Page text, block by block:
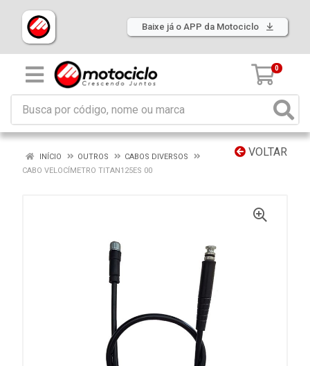
Baixe já o APP da Motociclo
0
VOLTAR
INÍCIO OUTROS
CABOS DIVERSOS
CABO VELOCÍMETRO TITAN125ES 00